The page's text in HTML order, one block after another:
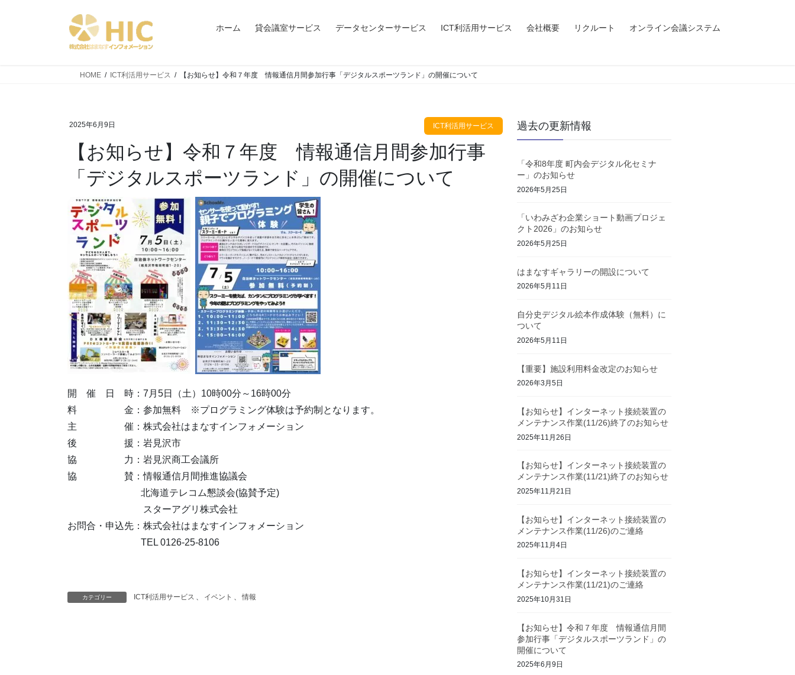
ホーム 貸会議室サービス データセンターサービス ICT利活用サービス 会社概要 リクルート オンライン会議システム
HOME ICT利活用サービス 【お知らせ】令和７年度 情報通信月間参加行事「デジタルスポーツランド」の開催について
2025年6月9日 ICT利活用サービス
【お知らせ】令和７年度 情報通信月間参加行事
「デジタルスポーツランド」の開催について
開 催 日 時：7月5日（土）10時00分～16時00分
料 金：参加無料 ※プログラミング体験は予約制となります。
主 催：株式会社はまなすインフォメーション
後 援：岩見沢市
協 力：岩見沢商工会議所
協 賛：情報通信月間推進協議会
北海道テレコム懇談会(協賛予定)
スターアグリ株式会社
お問合・申込先：株式会社はまなすインフォメーション
TEL 0126-25-8106
カテゴリー ICT利活用サービス 、 イベント 、 情報
過去の更新情報
「令和8年度 町内会デジタル化セミナ
ー」のお知らせ
2026年5月25日
「いわみざわ企業ショート動画プロジェ
クト2026」のお知らせ
2026年5月25日
はまなすギャラリーの開設について
2026年5月11日
自分史デジタル絵本作成体験（無料）に
ついて
2026年5月11日
【重要】施設利用料金改定のお知らせ
2026年3月5日
【お知らせ】インターネット接続装置の
メンテナンス作業(11/26)終了のお知らせ
2025年11月26日
【お知らせ】インターネット接続装置の
メンテナンス作業(11/21)終了のお知らせ
2025年11月21日
【お知らせ】インターネット接続装置の
メンテナンス作業(11/26)のご連絡
2025年11月4日
【お知らせ】インターネット接続装置の
メンテナンス作業(11/21)のご連絡
2025年10月31日
【お知らせ】令和７年度 情報通信月間
参加行事「デジタルスポーツランド」の
開催について
2025年6月9日